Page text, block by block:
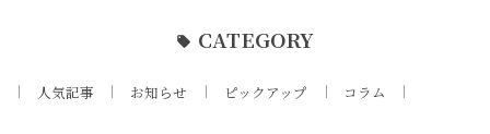
CATEGORY
人気記事 お知らせ ピックアップ コラム